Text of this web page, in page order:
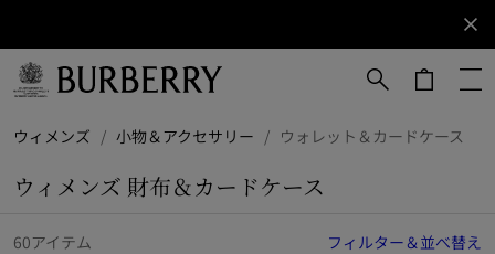
ニュ
ース
レタ
ご登
ださ
ウィメンズ / 小物＆アクセサリー / ウォレット＆カードケース
ウィメンズ 財布＆カードケース
60アイテム フィルター＆並べ替え